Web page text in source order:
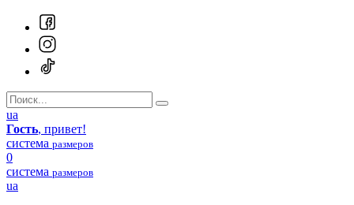
ua
Гость, привет!
система размеров
0
система размеров
ua